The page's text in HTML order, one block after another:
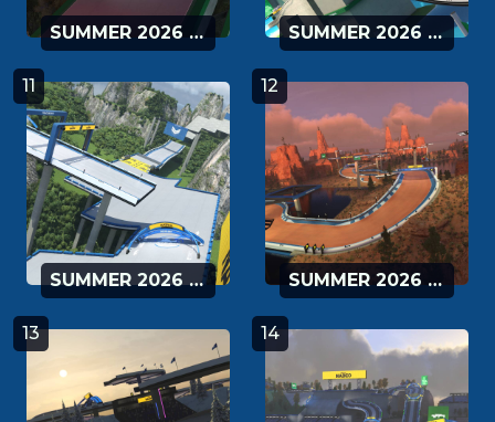
SUMMER 2026 - 09 SUMMER 2026 - 10
11
SUMMER 2026 - 11
12
SUMMER 2026 - 12
13 14